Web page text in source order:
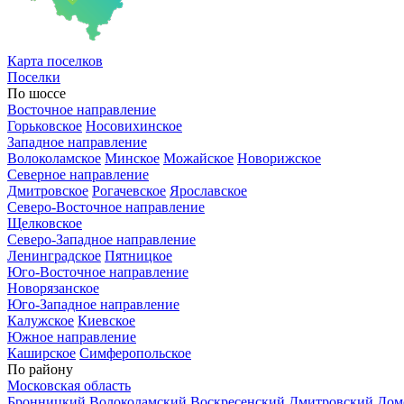
Карта поселков
Поселки
По шоссе
Восточное направление
Горьковское Носовихинское
Западное направление
Волоколамское Минское Можайское Новорижское
Северное направление
Дмитровское Рогачевское Ярославское
Северо-Восточное направление
Щелковское
Северо-Западное направление
Ленинградское Пятницкое
Юго-Восточное направление
Новорязанское
Юго-Западное направление
Калужское Киевское
Южное направление
Каширское Симферопольское
По району
Московская область